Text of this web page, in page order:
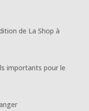
de La Shop à
importants pour le